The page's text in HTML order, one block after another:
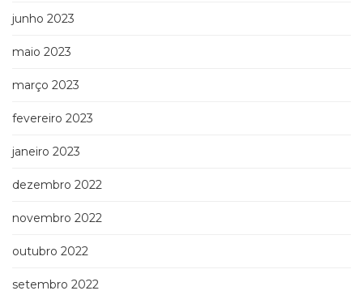
junho 2023
maio 2023
março 2023
fevereiro 2023
janeiro 2023
dezembro 2022
novembro 2022
outubro 2022
setembro 2022